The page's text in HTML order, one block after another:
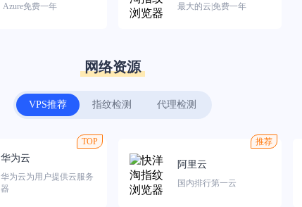
Azure免费一年 最大的云|免费一年
网络资源
VPS推荐 指纹检测 代理检测
华为云
华为云为用户提供云服务
器
TOP
阿里云
国内排行第一云
推荐